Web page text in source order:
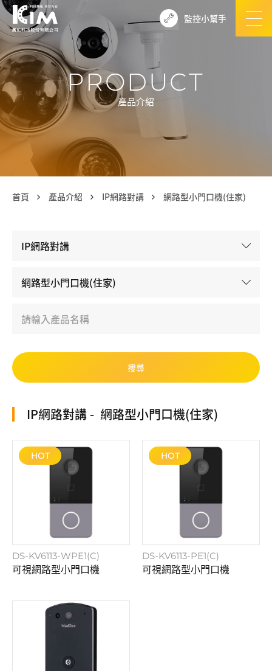
監控小幫手
PRODUCT
產品介紹
首頁 產品介紹 IP網路對講 網路型小門口機(住家)
IP網路對講 網路型小門口機(住家)
HOT
DS-KV6113-WPE1(C)
可視網路型小門口機
HOT
DS-KV6113-PE1(C)
可視網路型小門口機